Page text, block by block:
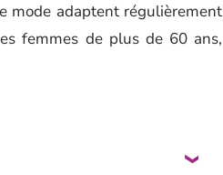
mode adaptent régulièrement
femmes de plus de 60 ans,